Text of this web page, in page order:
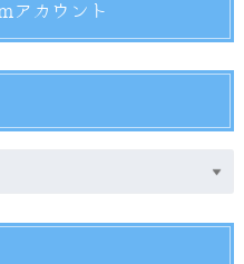
アカウント